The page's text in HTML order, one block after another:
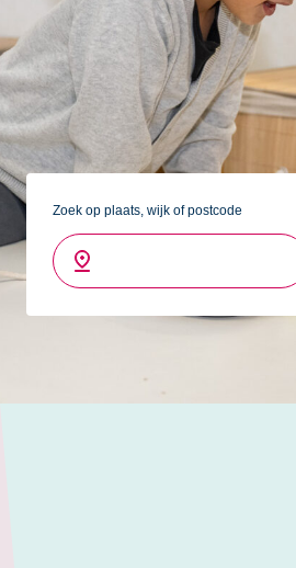
medewerkers begeleiden de
rustig bij te komen van een
de meeste basisscholen in
2Zeppelins
en2Wolven.
Je bent van harte welkom voor
Zoek op plaats, wijk of postcode